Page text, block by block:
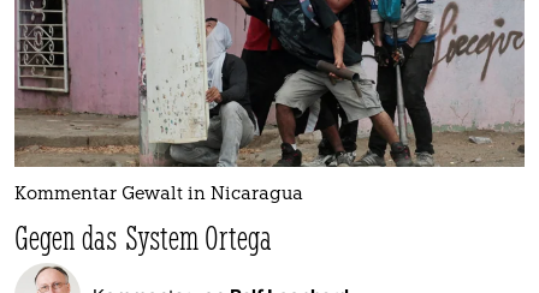
Kommentar Gewalt in Nicaragua
Gegen das System Ortega